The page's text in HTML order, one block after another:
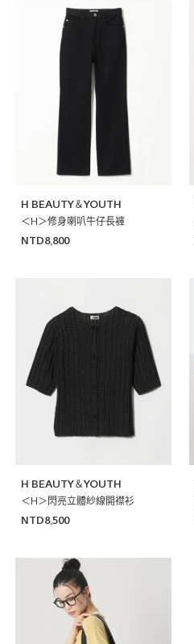
H BEAUTY＆YOUTH
＜H＞修身喇叭牛仔長褲
NTD8,800
H BEAUTY＆YOUTH
＜H＞閃亮立體紗線開襟衫
NTD8,500